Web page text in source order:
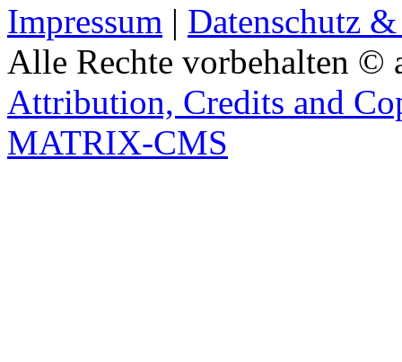
Impressum | Datenschutz
Alle Rechte vorbehalten ©
Attribution, Credits and
MATRIX-CMS